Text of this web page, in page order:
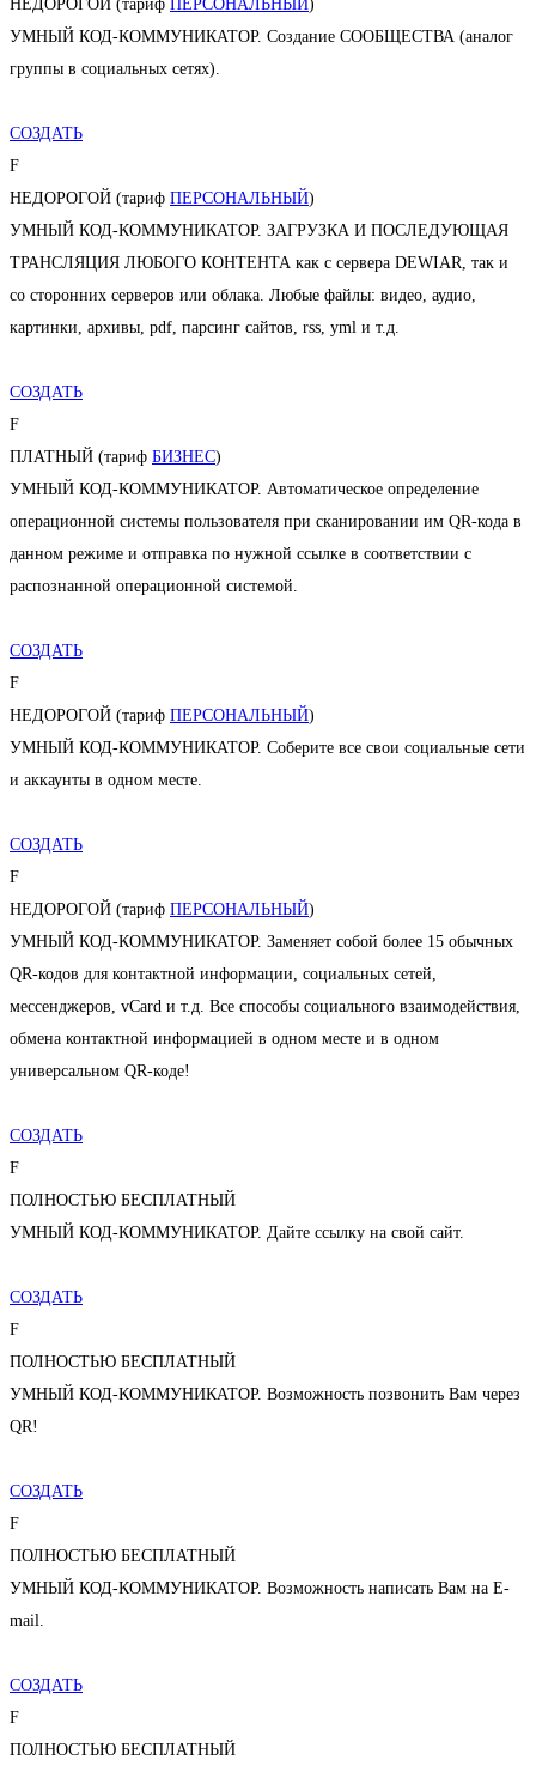
НЕДОРОГОЙ (тариф ПЕРСОНАЛЬНЫЙ)
УМНЫЙ КОД-КОММУНИКАТОР. Создание СООБЩЕСТВА (аналог
группы в социальных сетях).
СОЗДАТЬ
F
НЕДОРОГОЙ (тариф ПЕРСОНАЛЬНЫЙ)
УМНЫЙ КОД-КОММУНИКАТОР. ЗАГРУЗКА И ПОСЛЕДУЮЩАЯ
ТРАНСЛЯЦИЯ ЛЮБОГО КОНТЕНТА как с сервера DEWIAR, так и
со сторонних серверов или облака. Любые файлы: видео, аудио,
картинки, архивы, pdf, парсинг сайтов, rss, yml и т.д.
СОЗДАТЬ
F
ПЛАТНЫЙ (тариф БИЗНЕС)
УМНЫЙ КОД-КОММУНИКАТОР. Автоматическое определение
операционной системы пользователя при сканировании им QR-кода в
данном режиме и отправка по нужной ссылке в соответствии с
распознанной операционной системой.
СОЗДАТЬ
F
НЕДОРОГОЙ (тариф ПЕРСОНАЛЬНЫЙ)
УМНЫЙ КОД-КОММУНИКАТОР. Соберите все свои социальные сети
и аккаунты в одном месте.
СОЗДАТЬ
F
НЕДОРОГОЙ (тариф ПЕРСОНАЛЬНЫЙ)
УМНЫЙ КОД-КОММУНИКАТОР. Заменяет собой более 15 обычных
QR-кодов для контактной информации, социальных сетей,
мессенджеров, vCard и т.д. Все способы социального взаимодействия,
обмена контактной информацией в одном месте и в одном
универсальном QR-коде!
СОЗДАТЬ
F
ПОЛНОСТЬЮ БЕСПЛАТНЫЙ
УМНЫЙ КОД-КОММУНИКАТОР. Дайте ссылку на свой сайт.
СОЗДАТЬ
F
ПОЛНОСТЬЮ БЕСПЛАТНЫЙ
УМНЫЙ КОД-КОММУНИКАТОР. Возможность позвонить Вам через
QR!
СОЗДАТЬ
F
ПОЛНОСТЬЮ БЕСПЛАТНЫЙ
УМНЫЙ КОД-КОММУНИКАТОР. Возможность написать Вам на E-
mail.
СОЗДАТЬ
F
ПОЛНОСТЬЮ БЕСПЛАТНЫЙ